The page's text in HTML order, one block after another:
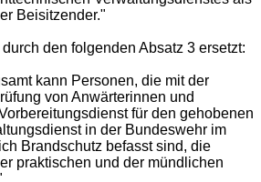
Beisitzender."
den folgenden Absatz 3 ersetzt:
kann Personen, die mit der
von Anwärterinnen und
für den gehobenen
in der Bundeswehr im
Brandschutz befasst sind, die
praktischen und der mündlichen